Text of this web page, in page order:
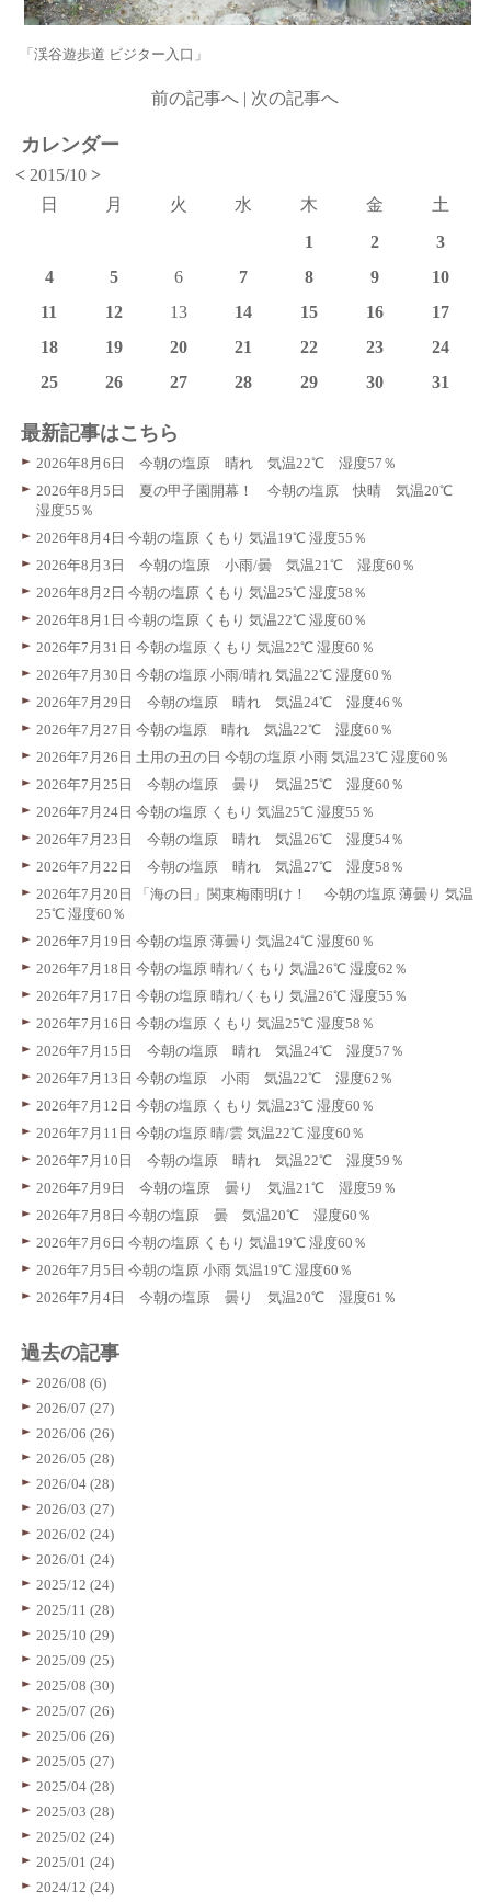
「渓谷遊歩道 ビジター入口」
前の記事へ | 次の記事へ
カレンダー
< 2015/10>
日
月 火 水 木 金
土
1
2
3
4
5 6 7 8 9
10
11
12 13 14 15 16
17
18
19 20 21 22 23
24
25
26 27 28 29 30 31
最新記事はこちら
2026年8月6日 今朝の塩原 晴れ 気温22℃ 湿度57％
2026年8月5日 夏の甲子園開幕！ 今朝の塩原 快晴 気温20℃
湿度55％
2026年8月4日 今朝の塩原 くもり 気温19℃ 湿度55％
2026年8月3日 今朝の塩原 小雨/曇 気温21℃ 湿度60％
2026年8月2日 今朝の塩原 くもり 気温25℃ 湿度58％
2026年8月1日 今朝の塩原 くもり 気温22℃ 湿度60％
2026年7月31日 今朝の塩原 くもり 気温22℃ 湿度60％
2026年7月30日 今朝の塩原 小雨/晴れ 気温22℃ 湿度60％
2026年7月29日 今朝の塩原 晴れ 気温24℃ 湿度46％
2026年7月27日 今朝の塩原 晴れ 気温22℃ 湿度60％
2026年7月26日 土用の丑の日 今朝の塩原 小雨 気温23℃ 湿度60％
2026年7月25日 今朝の塩原 曇り 気温25℃ 湿度60％
2026年7月24日 今朝の塩原 くもり 気温25℃ 湿度55％
2026年7月23日 今朝の塩原 晴れ 気温26℃ 湿度54％
2026年7月22日 今朝の塩原 晴れ 気温27℃ 湿度58％
2026年7月20日 「海の日」関東梅雨明け！ 今朝の塩原 薄曇り 気温
25℃ 湿度60％
2026年7月19日 今朝の塩原 薄曇り 気温24℃ 湿度60％
2026年7月18日 今朝の塩原 晴れ/くもり 気温26℃ 湿度62％
2026年7月17日 今朝の塩原 晴れ/くもり 気温26℃ 湿度55％
2026年7月16日 今朝の塩原 くもり 気温25℃ 湿度58％
2026年7月15日 今朝の塩原 晴れ 気温24℃ 湿度57％
2026年7月13日 今朝の塩原 小雨 気温22℃ 湿度62％
2026年7月12日 今朝の塩原 くもり 気温23℃ 湿度60％
2026年7月11日 今朝の塩原 晴/雲 気温22℃ 湿度60％
2026年7月10日 今朝の塩原 晴れ 気温22℃ 湿度59％
2026年7月9日 今朝の塩原 曇り 気温21℃ 湿度59％
2026年7月8日 今朝の塩原 曇 気温20℃ 湿度60％
2026年7月6日 今朝の塩原 くもり 気温19℃ 湿度60％
2026年7月5日 今朝の塩原 小雨 気温19℃ 湿度60％
2026年7月4日 今朝の塩原 曇り 気温20℃ 湿度61％
過去の記事
2026/08 (6)
2026/07 (27)
2026/06 (26)
2026/05 (28)
2026/04 (28)
2026/03 (27)
2026/02 (24)
2026/01 (24)
2025/12 (24)
2025/11 (28)
2025/10 (29)
2025/09 (25)
2025/08 (30)
2025/07 (26)
2025/06 (26)
2025/05 (27)
2025/04 (28)
2025/03 (28)
2025/02 (24)
2025/01 (24)
2024/12 (24)